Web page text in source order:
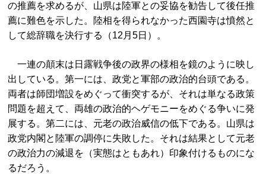
の推薦を求めるが、山県は陸軍との妥協を勧告して後任推
薦に難色を示した。陸相を得られなかった西園寺は憤然と
して総辞職を決行する（12月5日）。
一連の顛末は日露戦争後の政界の様相を鏡のように映し
出している。第一には、政党と軍部の政治的台頭である。
両者は師団増設をめぐって衝突するが、それは単なる政策
問題を超えて、両雄の政治的ヘゲモニーをめぐる争いに発
展する。第二には、元老の政治威信の低下である。山県は
政党内閣と陸軍の調停に失敗した。それは結果として元老
の政治力の減退を（実態はともあれ）印象付けるものにな
るだろう。